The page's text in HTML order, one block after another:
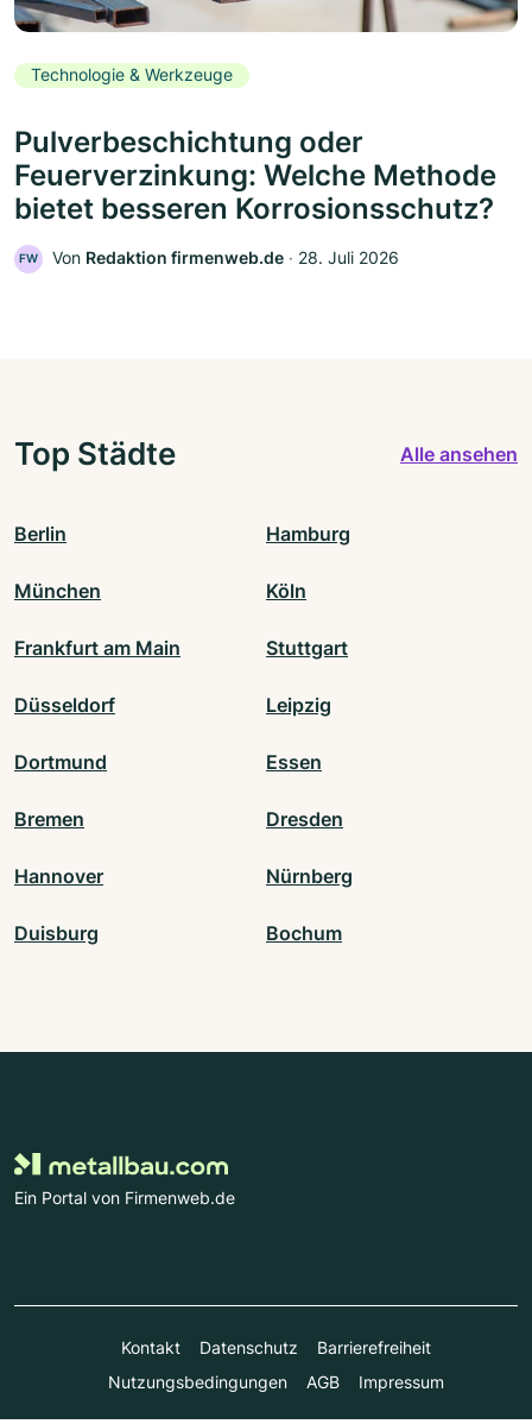
Technologie & Werkzeuge
Pulverbeschichtung oder
Feuerverzinkung: Welche Methode
bietet besseren Korrosionsschutz?
FW Von Redaktion firmenweb.de ‧ 28. Juli 2026
Top Städte Alle ansehen
Berlin Hamburg
München Köln
Frankfurt am Main Stuttgart
Düsseldorf Leipzig
Dortmund Essen
Bremen Dresden
Hannover Nürnberg
Duisburg Bochum
Ein Portal von Firmenweb.de
Kontakt Datenschutz
Barrierefreiheit
Nutzungsbedingungen
AGB Impressum